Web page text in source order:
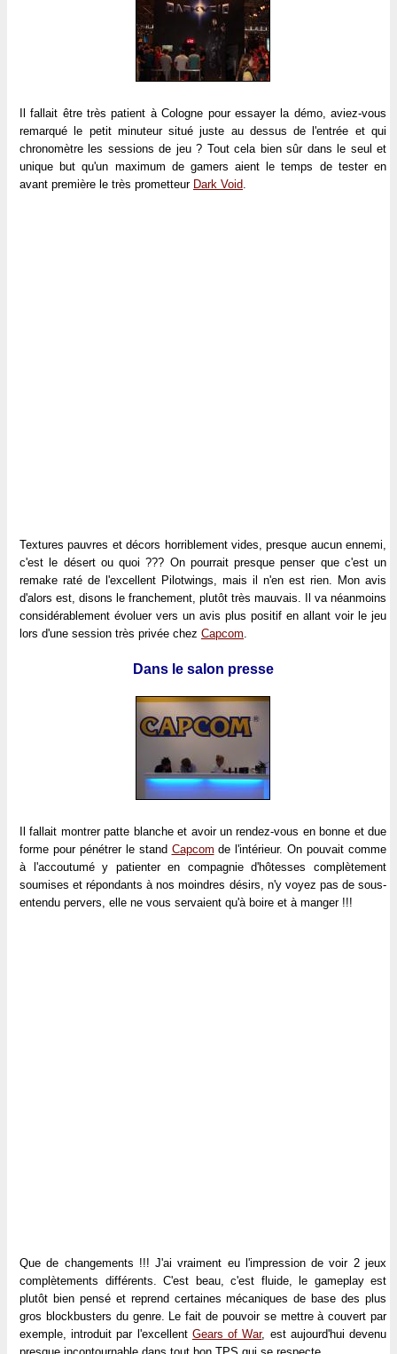
Il fallait être très patient à Cologne pour essayer la démo, aviez-vous
remarqué le petit minuteur situé juste au dessus de l'entrée et qui
chronomètre les sessions de jeu ? Tout cela bien sûr dans le seul et
unique but qu'un maximum de gamers aient le temps de tester en
avant première le très prometteur Dark Void.
Textures pauvres et décors horriblement vides, presque aucun ennemi,
c'est le désert ou quoi ??? On pourrait presque penser que c'est un
remake raté de l'excellent Pilotwings, mais il n'en est rien. Mon avis
d'alors est, disons le franchement, plutôt très mauvais. Il va néanmoins
considérablement évoluer vers un avis plus positif en allant voir le jeu
lors d'une session très privée chez Capcom.
Dans le salon presse
Il fallait montrer patte blanche et avoir un rendez-vous en bonne et due
forme pour pénétrer le stand Capcom de l'intérieur. On pouvait comme
à l'accoutumé y patienter en compagnie d'hôtesses complètement
soumises et répondants à nos moindres désirs, n'y voyez pas de sous-
entendu pervers, elle ne vous servaient qu'à boire et à manger !!!
Que de changements !!! J'ai vraiment eu l'impression de voir 2 jeux
complètements différents. C'est beau, c'est fluide, le gameplay est
plutôt bien pensé et reprend certaines mécaniques de base des plus
gros blockbusters du genre. Le fait de pouvoir se mettre à couvert par
exemple, introduit par l'excellent Gears of War, est aujourd'hui devenu